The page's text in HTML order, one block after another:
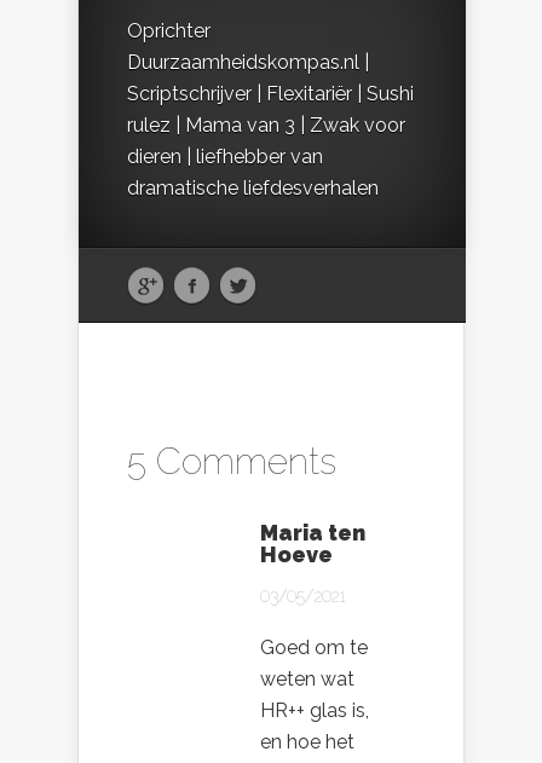
Oprichter
Duurzaamheidskompas.nl |
Scriptschrijver | Flexitariër | Sushi
rulez | Mama van 3 | Zwak voor
dieren | liefhebber van
dramatische liefdesverhalen
5 Comments
Maria ten
Hoeve
03/05/2021
Goed om te
weten wat
HR++ glas is,
en hoe het